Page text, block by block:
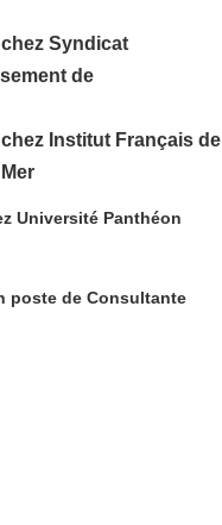
Syndicat
de
Institut Français de
Université Panthéon
poste de Consultante